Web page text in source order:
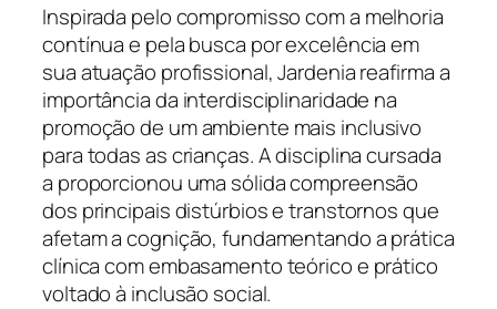
Inspirada pelo compromisso com a melhoria
contínua e pela busca por excelência em
sua atuação profissional, Jardenia reafirma a
importância da interdisciplinaridade na
promoção de um ambiente mais inclusivo
para todas as crianças. A disciplina cursada
a proporcionou uma sólida compreensão
dos principais distúrbios e transtornos que
afetam a cognição, fundamentando a prática
clínica com embasamento teórico e prático
voltado à inclusão social.